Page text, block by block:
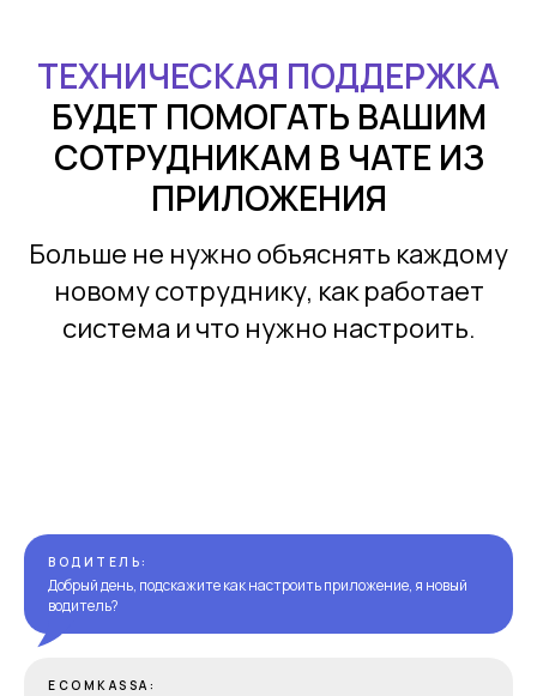
ТЕХНИЧЕСКАЯ ПОДДЕРЖКА
БУДЕТ ПОМОГАТЬ ВАШИМ
СОТРУДНИКАМ В ЧАТЕ ИЗ
ПРИЛОЖЕНИЯ
Больше не нужно объяснять каждому
новому сотруднику, как работает
система и что нужно настроить.
ВОДИТЕЛЬ:
Добрый день, подскажите как настроить приложение, я новый
водитель?
ECOMKASSA: